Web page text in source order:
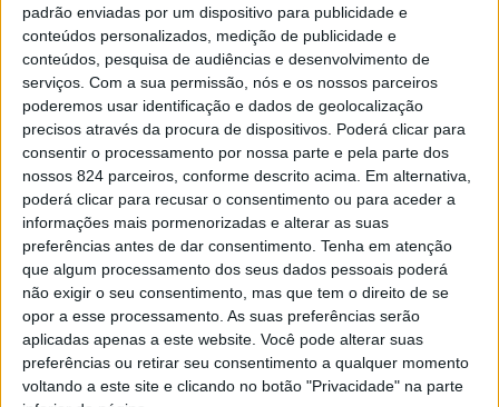
padrão enviadas por um dispositivo para publicidade e
conteúdos personalizados, medição de publicidade e
conteúdos, pesquisa de audiências e desenvolvimento de
serviços. Com a sua permissão, nós e os nossos parceiros
poderemos usar identificação e dados de geolocalização
precisos através da procura de dispositivos. Poderá clicar para
consentir o processamento por nossa parte e pela parte dos
nossos 824 parceiros, conforme descrito acima. Em alternativa,
poderá clicar para recusar o consentimento ou para aceder a
informações mais pormenorizadas e alterar as suas
preferências antes de dar consentimento. Tenha em atenção
que algum processamento dos seus dados pessoais poderá
não exigir o seu consentimento, mas que tem o direito de se
opor a esse processamento. As suas preferências serão
aplicadas apenas a este website. Você pode alterar suas
preferências ou retirar seu consentimento a qualquer momento
voltando a este site e clicando no botão "Privacidade" na parte
Azemeis.net
26 de Outubro de 2021, 14:31